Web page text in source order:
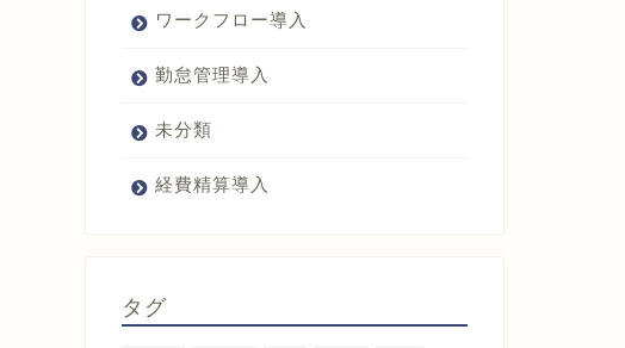
ワークフロー導入
勤怠管理導入
未分類
経費精算導入
タグ